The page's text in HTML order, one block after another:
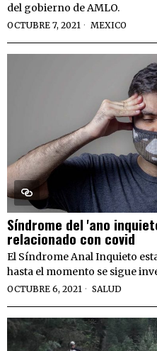
del gobierno de AMLO.
OCTUBRE 7, 2021 MEXICO
Síndrome del 'ano
relacionado con covid
El Síndrome Anal Inquieto
hasta el momento se sigue
OCTUBRE 6, 2021 SALUD